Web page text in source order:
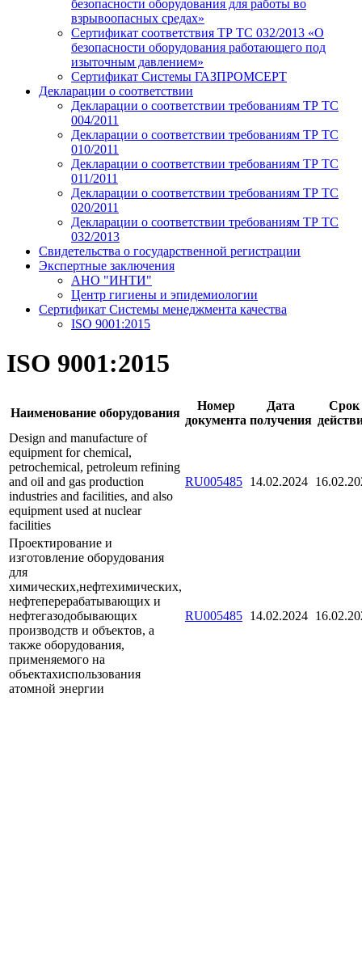
безопасности оборудования для работы во
взрывоопасных средах»
Сертификат соответствия ТР ТС 032/2013 «О
безопасности оборудования работающего под
изыточным давлением»
Сертификат Системы ГАЗПРОМСЕРТ
Декларации о соответствии
Декларации о соответствии требованиям ТР ТС
004/2011
Декларации о соответствии требованиям ТР ТС
010/2011
Декларации о соответствии требованиям ТР ТС
011/2011
Декларации о соответствии требованиям ТР ТС
020/2011
Декларации о соответствии требованиям ТР ТС
032/2013
Свидетельства о государственной регистрации
Экспертные заключения
АНО "ИНТИ"
Центр гигиены и эпидемиологии
Сертификат Системы менеджмента качества
ISO 9001:2015
ISO 9001:2015
Наименование оборудования
Номер
документа
Дата
получения
Срок
Design and manufacture of
equipment for chemical,
petrochemical, petroleum refining
and oil and gas production
industries and facilities, and also
equipment used at nuclear
facilities
RU005485 14.02.2024
Проектирование и
изготовление оборудования
для
химических,нефтехимических,
нефтеперерабатывающих и
нефтегазодобывающих
производств и объектов, а
также оборудования,
применяемого на
объектахиспользования
атомной энергии
RU005485 14.02.2024